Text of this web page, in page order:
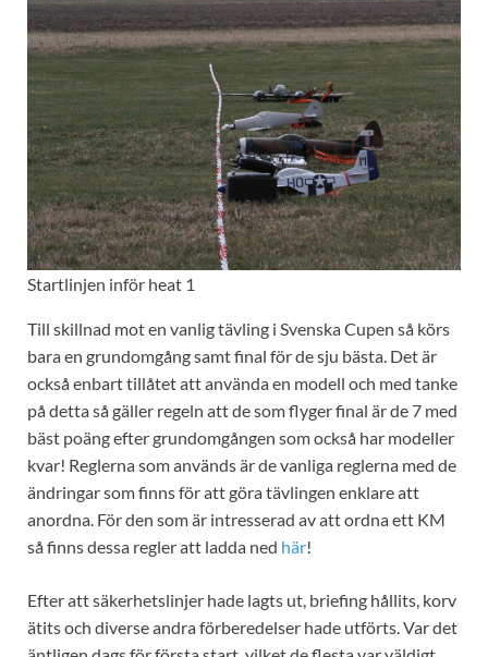
Startlinjen inför heat 1
Till skillnad mot en vanlig tävling i Svenska Cupen så körs
bara en grundomgång samt final för de sju bästa. Det är
också enbart tillåtet att använda en modell och med tanke
på detta så gäller regeln att de som flyger final är de 7 med
bäst poäng efter grundomgången som också har modeller
kvar! Reglerna som används är de vanliga reglerna med de
ändringar som finns för att göra tävlingen enklare att
anordna. För den som är intresserad av att ordna ett KM
så finns dessa regler att ladda ned här!
Efter att säkerhetslinjer hade lagts ut, briefing hållits, korv
ätits och diverse andra förberedelser hade utförts. Var det